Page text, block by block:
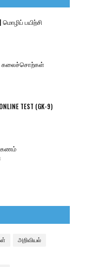
மொழிப் பயிற்சி
கலைச்சொற்கள்
TEST (GK-9)
அறிவியல்